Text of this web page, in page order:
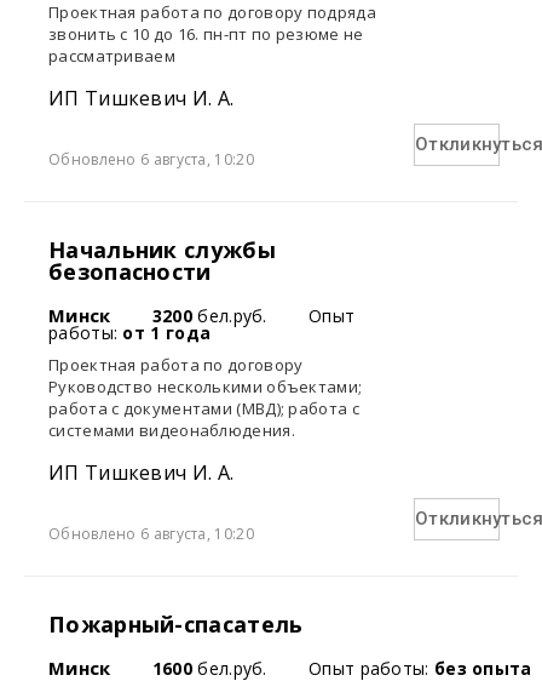
Проектная работа по договору подряда
звонить с 10 до 16. пн-пт по резюме не
рассматриваем
ИП Тишкевич И. А.
Обновлено 6 августа, 10:20
Начальник службы
безопасности
Минск 3200 бел.руб. Опыт
работы: от 1 года
Проектная работа по договору
Руководство несколькими объектами;
работа с документами (МВД); работа с
системами видеонаблюдения.
ИП Тишкевич И. А.
Обновлено 6 августа, 10:20
Пожарный-спасатель
Минск 1600 бел.руб. Опыт работы: без опыта